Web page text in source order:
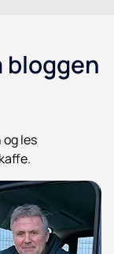
les